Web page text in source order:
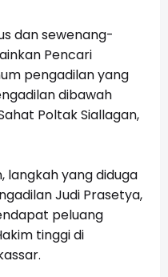
dan sewenang-
Pencari
pengadilan yang
dibawah
Poltak Siallagan,
langkah yang diduga
Judi Prasetya,
peluang
tinggi di